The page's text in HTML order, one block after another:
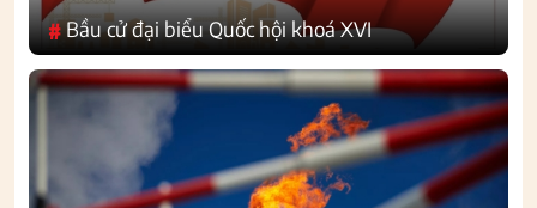
#Bầu cử đại biểu Quốc hội khoá XVI